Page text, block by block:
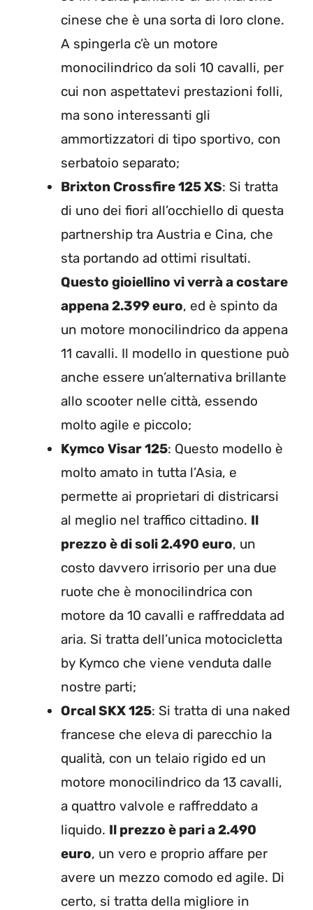
cinese che è una sorta di loro clone.
A spingerla c’è un motore
monocilindrico da soli 10 cavalli, per
cui non aspettatevi prestazioni folli,
ma sono interessanti gli
ammortizzatori di tipo sportivo, con
serbatoio separato;
Brixton Crossfire 125 XS: Si tratta
di uno dei fiori all’occhiello di questa
partnership tra Austria e Cina, che
sta portando ad ottimi risultati.
Questo gioiellino vi verrà a costare
appena 2.399 euro, ed è spinto da
un motore monocilindrico da appena
11 cavalli. Il modello in questione può
anche essere un’alternativa brillante
allo scooter nelle città, essendo
molto agile e piccolo;
Kymco Visar 125: Questo modello è
molto amato in tutta l’Asia, e
permette ai proprietari di districarsi
al meglio nel traffico cittadino. Il
prezzo è di soli 2.490 euro, un
costo davvero irrisorio per una due
ruote che è monocilindrica con
motore da 10 cavalli e raffreddata ad
aria. Si tratta dell’unica motocicletta
by Kymco che viene venduta dalle
nostre parti;
Orcal SKX 125: Si tratta di una naked
francese che eleva di parecchio la
qualità, con un telaio rigido ed un
motore monocilindrico da 13 cavalli,
a quattro valvole e raffreddato a
liquido. Il prezzo è pari a 2.490
euro, un vero e proprio affare per
avere un mezzo comodo ed agile. Di
certo, si tratta della migliore in